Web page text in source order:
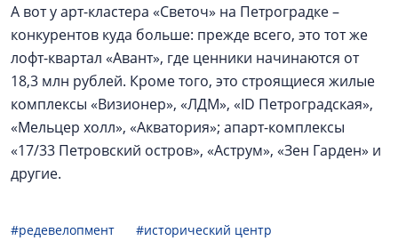
А вот у арт-кластера «Светоч» на Петроградке –
конкурентов куда больше: прежде всего, это тот же
лофт-квартал «Авант», где ценники начинаются от
18,3 млн рублей. Кроме того, это строящиеся жилые
комплексы «Визионер», «ЛДМ», «ID Петроградская»,
«Мельцер холл», «Акватория»; апарт-комплексы
«17/33 Петровский остров», «Аструм», «Зен Гарден» и
другие.
#редевелопмент
#исторический центр